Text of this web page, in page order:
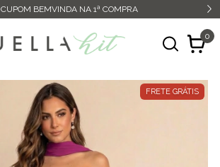
CUPOM BEMVINDA NA 1ª COMPRA
0
FRETE GRÁTIS